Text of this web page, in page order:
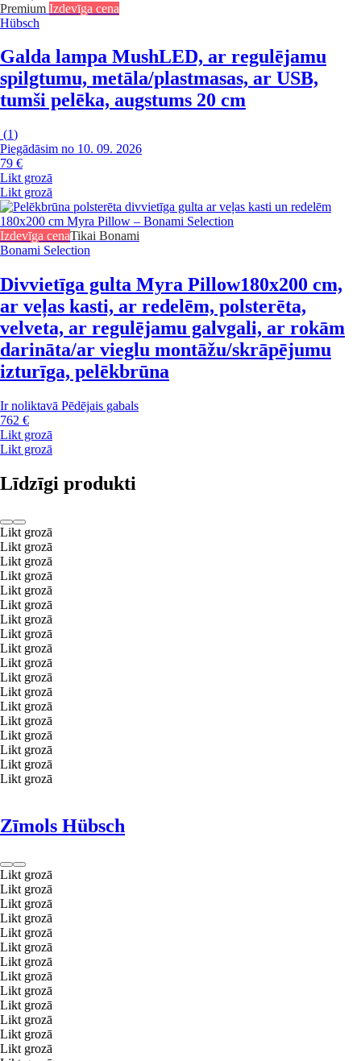
Premium Izdevīga cena
Hübsch
Galda lampa MushLED, ar regulējamu
spilgtumu, metāla/plastmasas, ar USB,
tumši pelēka, augstums 20 cm
(1)
Piegādāsim no 10. 09. 2026
79 €
Likt grozā
Likt grozā
Izdevīga cenaTikai Bonami
Bonami Selection
Divvietīga gulta Myra Pillow180x200 cm,
ar veļas kasti, ar redelēm, polsterēta,
velveta, ar regulējamu galvgali, ar rokām
darināta/ar vieglu montāžu/skrāpējumu
izturīga, pelēkbrūna
Ir noliktavā Pēdējais gabals
762 €
Likt grozā
Likt grozā
Līdzīgi produkti
Likt grozā
Likt grozā
Likt grozā
Likt grozā
Likt grozā
Likt grozā
Likt grozā
Likt grozā
Likt grozā
Likt grozā
Likt grozā
Likt grozā
Likt grozā
Likt grozā
Likt grozā
Likt grozā
Likt grozā
Likt grozā
Zīmols Hübsch
Likt grozā
Likt grozā
Likt grozā
Likt grozā
Likt grozā
Likt grozā
Likt grozā
Likt grozā
Likt grozā
Likt grozā
Likt grozā
Likt grozā
Likt grozā